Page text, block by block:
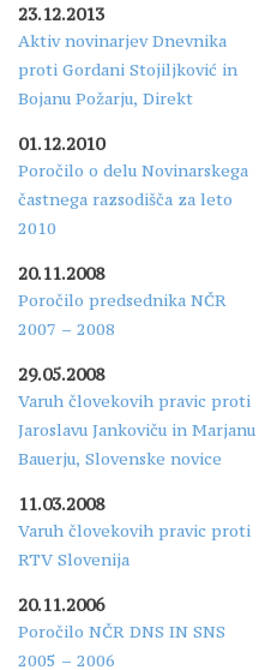
23.12.2013
Aktiv novinarjev Dnevnika
proti Gordani Stojiljković in
Bojanu Požarju, Direkt
01.12.2010
Poročilo o delu Novinarskega
častnega razsodišča za leto
2010
20.11.2008
Poročilo predsednika NČR
2007 – 2008
29.05.2008
Varuh človekovih pravic proti
Jaroslavu Jankoviču in Marjanu
Bauerju, Slovenske novice
11.03.2008
Varuh človekovih pravic proti
RTV Slovenija
20.11.2006
Poročilo NČR DNS IN SNS
2005 – 2006